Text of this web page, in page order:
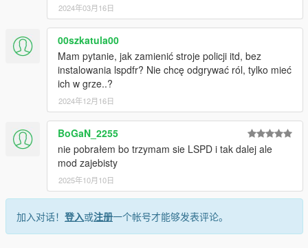
Version 3.0:
New formations (wojsko polskie, żandarmeria wojskowa, straż
miejska, inspekcja transportu drogowego), decals system, new
uniforms (and uniforms improvements), winter uniforms, covid-
19 uniforms, EUP L&O 8.2 support
Version 3.0.1:
LSPDFR polish backup system improvements - added Ford
Transit Custom into the lspdfr garage.
Minor oiv file changes.
Version 3.0.2:
LSPDFR polish backup system improvements - added Opel
Mokka 2.0 version into the lspdfr garage.
Credits:
2024年03月16日
00szkatula00
Mam pytanie, jak zamienić stroje policji itd, bez
instalowania lspdfr? Nie chcę odgrywać ról, tylko mieć
ich w grze..?
2024年12月16日
BoGaN_2255
nie pobrałem bo trzymam sie LSPD i tak dalej ale
mod zajebisty
2025年10月10日
加入对话！ 登入或注册一个帐号才能够发表评论。